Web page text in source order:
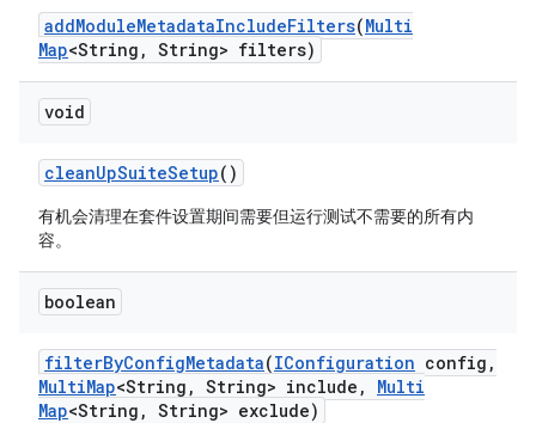
addModuleMetadataIncludeFilters(Multi
Map<String , String> filters)
void
cleanUpSuiteSetup()
有机会清理在套件设置期间需要但运行测试不需要的所有内
容。
boolean
filterByConfigMetadata(IConfiguration config ,
MultiMap<String , String> include ,
Multi
Map<String , String> exclude)